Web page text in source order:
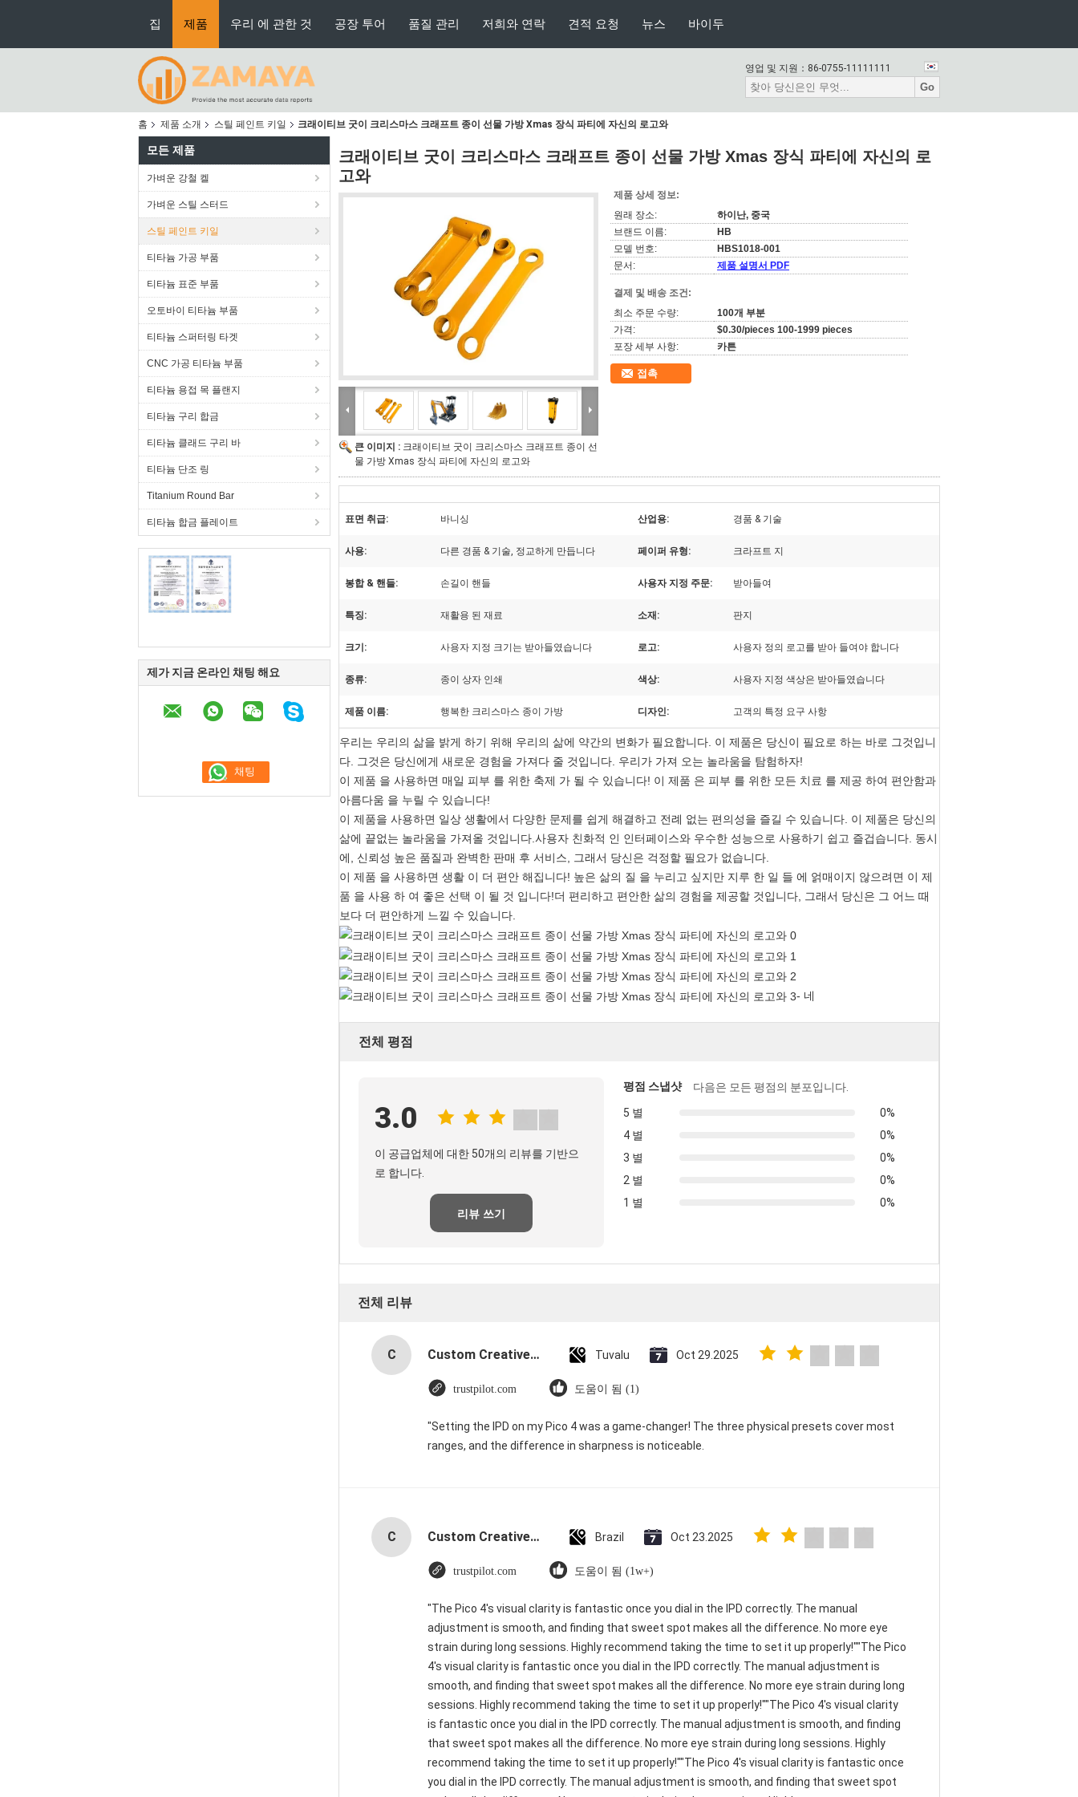
집 제품 우리 에 관한 것 공장 투어 품질 관리 저희와 연락 견적 요청 뉴스 바이두
영업 및 지원： 86-0755-11111111
Go
홈 제품 소개 스틸 페인트 키일 크래이티브 굿이 크리스마스 크래프트 종이 선물 가방 Xmas 장식 파티에 자신의 로고와
모든 제품
가벼운 강철 켈
가벼운 스틸 스터드
스틸 페인트 키일
티타늄 가공 부품
티타늄 표준 부품
오토바이 티타늄 부품
티타늄 스퍼터링 타겟
CNC 가공 티타늄 부품
티타늄 용접 목 플랜지
티타늄 구리 합금
티타늄 클래드 구리 바
티타늄 단조 링
Titanium Round Bar
티타늄 합금 플레이트
제가 지금 온라인 채팅 해요
크래이티브 굿이 크리스마스 크래프트 종이 선물 가방 Xmas 장식 파티에 자신의 로
고와
큰 이미지 : 크래이티브 굿이 크리스마스 크래프트 종이 선
물 가방 Xmas 장식 파티에 자신의 로고와
제품 상세 정보:
원래 장소:
하이난, 중국
브랜드 이름:
HB
모델 번호:
HBS1018-001
문서:
제품 설명서 PDF
결제 및 배송 조건:
최소 주문 수량:
100개 부분
가격:
$0.30/pieces 100-1999 pieces
포장 세부 사항:
카튼
접촉
표면 취급: 바니싱 산업용: 경품 & 기술
사용: 다른 경품 & 기술, 정교하게 만듭니다 페이퍼 유형: 크라프트 지
봉합 & 핸들: 손길이 핸들 사용자 지정 주문: 받아들여
특징: 재활용 된 재료 소재: 판지
크기: 사용자 지정 크기는 받아들였습니다 로고: 사용자 정의 로고를 받아 들여야 합니다
종류: 종이 상자 인쇄 색상: 사용자 지정 색상은 받아들였습니다
제품 이름: 행복한 크리스마스 종이 가방 디자인: 고객의 특정 요구 사항
우리는 우리의 삶을 밝게 하기 위해 우리의 삶에 약간의 변화가 필요합니다. 이 제품은 당신이 필요로 하는 바로 그것입니
다. 그것은 당신에게 새로운 경험을 가져다 줄 것입니다. 우리가 가져 오는 놀라움을 탐험하자!
이 제품 을 사용하면 매일 피부 를 위한 축제 가 될 수 있습니다! 이 제품 은 피부 를 위한 모든 치료 를 제공 하여 편안함과
아름다움 을 누릴 수 있습니다!
이 제품을 사용하면 일상 생활에서 다양한 문제를 쉽게 해결하고 전례 없는 편의성을 즐길 수 있습니다. 이 제품은 당신의
삶에 끝없는 놀라움을 가져올 것입니다.사용자 친화적 인 인터페이스와 우수한 성능으로 사용하기 쉽고 즐겁습니다. 동시
에, 신뢰성 높은 품질과 완벽한 판매 후 서비스, 그래서 당신은 걱정할 필요가 없습니다.
이 제품 을 사용하면 생활 이 더 편안 해집니다! 높은 삶의 질 을 누리고 싶지만 지루 한 일 들 에 얽매이지 않으려면 이 제
품 을 사용 하 여 좋은 선택 이 될 것 입니다!더 편리하고 편안한 삶의 경험을 제공할 것입니다, 그래서 당신은 그 어느 때
보다 더 편안하게 느낄 수 있습니다.
- 네
전체 평점
3.0
이 공급업체에 대한 50개의 리뷰를 기반으
로 합니다.
리뷰 쓰기
평점 스냅샷
다음은 모든 평점의 분포입니다.
5 별
0%
4 별
0%
3 별
0%
2 별
0%
1 별
0%
전체 리뷰
C Custom Creative Goodie Christmas Kraft Paper Gift Bag with Your Own Logo for Xmas Decorative Party Tuvalu Oct 29.2025
trustpilot.com 도움이 됨 (1)
"Setting the IPD on my Pico 4 was a game-changer! The three physical presets cover most
ranges, and the difference in sharpness is noticeable.
C Custom Creative Goodie Christmas Kraft Paper Gift Bag with Your Own Logo for Xmas Decorative Party Brazil Oct 23.2025
trustpilot.com 도움이 됨 (1w+)
"The Pico 4's visual clarity is fantastic once you dial in the IPD correctly. The manual
adjustment is smooth, and finding that sweet spot makes all the difference. No more eye
strain during long sessions. Highly recommend taking the time to set it up properly!""The Pico
4's visual clarity is fantastic once you dial in the IPD correctly. The manual adjustment is
smooth, and finding that sweet spot makes all the difference. No more eye strain during long
sessions. Highly recommend taking the time to set it up properly!""The Pico 4's visual clarity
is fantastic once you dial in the IPD correctly. The manual adjustment is smooth, and finding
that sweet spot makes all the difference. No more eye strain during long sessions. Highly
recommend taking the time to set it up properly!""The Pico 4's visual clarity is fantastic once
you dial in the IPD correctly. The manual adjustment is smooth, and finding that sweet spot